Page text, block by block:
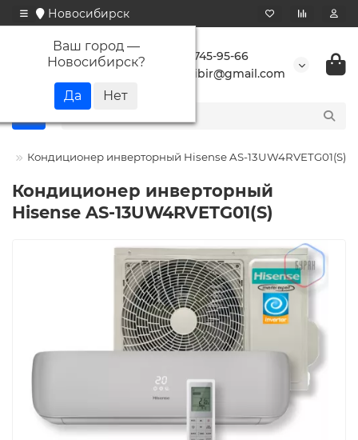
Новосибирск
Ваш город —
Новосибирск?
+7 923 745-95-66
buransibir@gmail.com
Кондиционер инверторный Hisense AS-13UW4RVETG01(S)
Кондиционер инверторный
Hisense AS-13UW4RVETG01(S)